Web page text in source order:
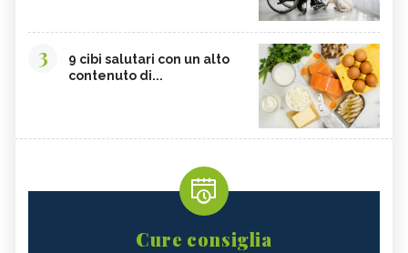
3
9 cibi salutari con un alto
contenuto di...
Cure consiglia